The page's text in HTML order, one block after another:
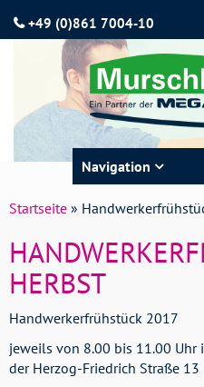
+49 (0)861 7004-10
Toggle
navigation
Navigation
Startseite »
HERBST
Handwerkerfrühstück 2017
jeweils von 8.00 bis 11.00 Uhr
der Herzog-Friedrich Straße 13